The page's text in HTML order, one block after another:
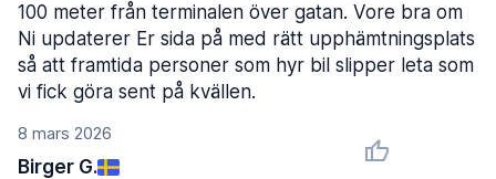
8 mars 2026
Birger G.
100 meter från terminalen över gatan. Vore bra om
Ni updaterer Er sida på med rätt upphämtningsplats
så att framtida personer som hyr bil slipper leta som
vi fick göra sent på kvällen.